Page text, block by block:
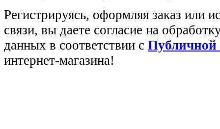
Регистрируясь, оформляя заказ или
связи, вы даете согласие на
данных в соответствии с Публичной
интернет-магазина!